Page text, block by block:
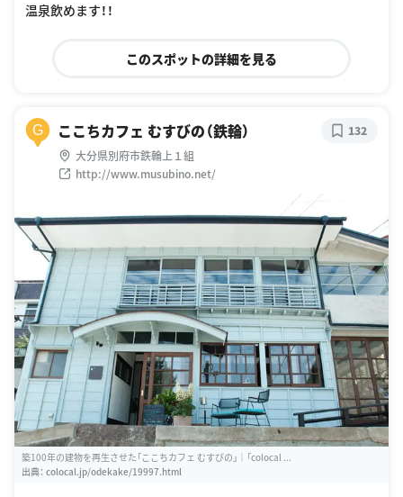
温泉飲めます！！
このスポットの詳細を見る
G ここちカフェ むすびの（鉄輪）
大分県別府市鉄輪上１組
http://www.musubino.net/
132
築100年の建物を再生させた「ここちカフェ むすびの」｜「colocal ...
出典： colocal.jp/odekake/19997.html